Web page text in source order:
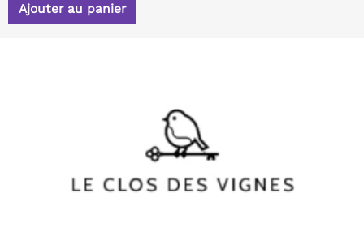
Ajouter au panier